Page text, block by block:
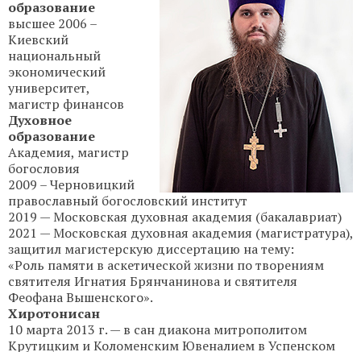
образование
высшее 2006 –
Киевский
национальный
экономический
университет,
магистр финансов
Духовное
образование
Академия, магистр
богословия
2009 – Черновицкий
православный богословский институт
2019 — Московская духовная академия (бакалавриат)
2021 — Московская духовная академия (магистратура),
защитил магистерскую диссертацию на тему:
«Роль памяти в аскетической жизни по творениям
святителя Игнатия Брянчанинова и святителя
Феофана Вышенского».
Хиротонисан
10 марта 2013 г. — в сан диакона митрополитом
Крутицким и Коломенским Ювеналием в Успенском